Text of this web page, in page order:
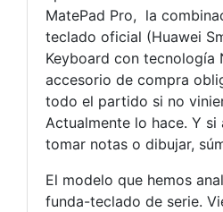
MatePad Pro, la
teclado oficial (Huawei
Keyboard con tecnología
accesorio de compra
todo el partido si no
Actualmente lo hace. Y si
tomar notas o dibujar,
El modelo que hemos
funda-teclado de serie.